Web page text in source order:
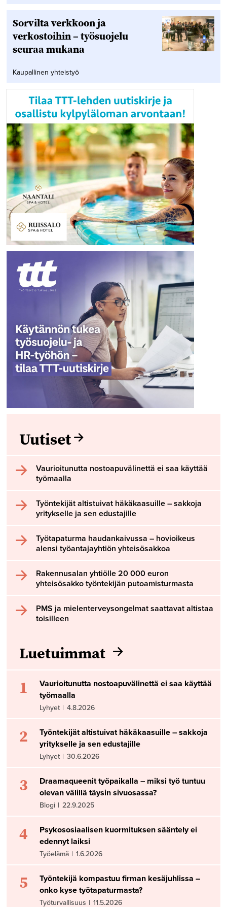
Sorvilta verkkoon ja
verkostoihin – työsuojelu
seuraa mukana
Kaupallinen yhteistyö
Uutiset
Vaurioitunutta nostoapuvälinettä ei saa käyttää
työmaalla
Työntekijät altistuivat häkäkaasuille – sakkoja
yritykselle ja sen edustajille
Työtapaturma haudankaivussa – hovioikeus
alensi työantajayhtiön yhteisösakkoa
Rakennusalan yhtiölle 20 000 euron
yhteisösakko työntekijän putoamisturmasta
PMS ja mielenterveysongelmat saattavat altistaa
toisilleen
Luetuimmat
1
Vaurioitunutta nostoapuvälinettä ei saa käyttää
työmaalla
Lyhyet | 4.8.2026
2
Työntekijät altistuivat häkäkaasuille – sakkoja
yritykselle ja sen edustajille
Lyhyet | 30.6.2026
3
Draamaqueenit työpaikalla – miksi työ tuntuu
olevan välillä täysin sivuosassa?
Blogi | 22.9.2025
4
Psykososiaalisen kuormituksen sääntely ei
edennyt laiksi
Työelämä | 1.6.2026
5
Työntekijä kompastuu firman kesäjuhlissa –
onko kyse työtapaturmasta?
Työturvallisuus | 11.5.2026